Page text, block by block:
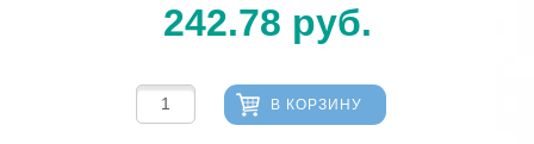
242.78 руб.
В КОРЗИНУ